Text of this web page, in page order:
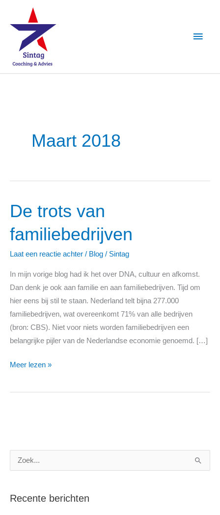
inhoud
Maart 2018
De trots van
familiebedrijven
Laat een reactie achter / Blog / Sintag
In mijn vorige blog had ik het over DNA, cultuur en afkomst.
Dan denk je ook aan familie en aan familiebedrijven. Tijd om
hier eens bij stil te staan. Nederland telt bijna 277.000
familiebedrijven, wat overeenkomt 71% van alle bedrijven
(bron: CBS). Niet voor niets worden familiebedrijven een
belangrijke pijler van de Nederlandse economie genoemd. […]
De
trots
van
Meer lezen »
Recente berichten